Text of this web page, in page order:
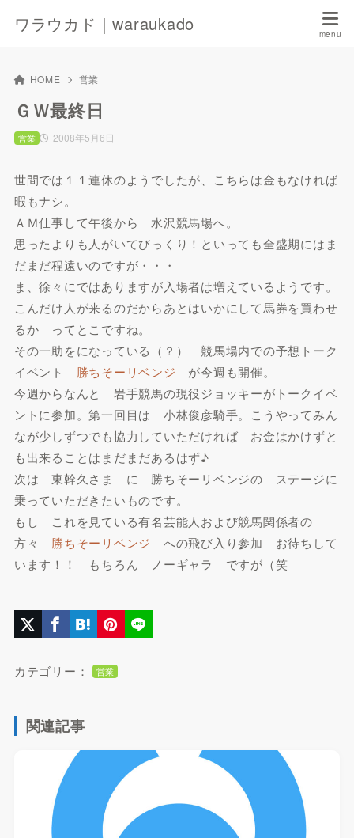
ワラウカド｜waraukado
HOME 営業
ＧＷ最終日
2008年5月6日
営業
世間では１１連休のようでしたが、こちらは金もなければ
暇もナシ。
ＡＭ仕事して午後から 水沢競馬場へ。
思ったよりも人がいてびっくり！といっても全盛期にはま
だまだ程遠いのですが・・・
ま、徐々にではありますが入場者は増えているようです。
こんだけ人が来るのだからあとはいかにして馬券を買わせ
るか ってとこですね。
その一助をになっている（？） 競馬場内での予想トーク
イベント 勝ちそーリベンジ が今週も開催。
今週からなんと 岩手競馬の現役ジョッキーがトークイベ
ントに参加。第一回目は 小林俊彦騎手。こうやってみん
なが少しずつでも協力していただければ お金はかけずと
も出来ることはまだまだあるはず♪
次は 東幹久さま に 勝ちそーリベンジの ステージに
乗っていただきたいものです。
もし これを見ている有名芸能人および競馬関係者の
方々 勝ちそーリベンジ
への飛び入り参加 お待ちして
います！！ もちろん
ノーギャラ ですが（笑
カテゴリー： 営業
関連記事